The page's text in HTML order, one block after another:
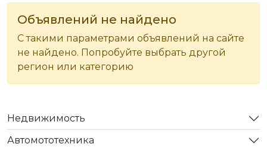
Объявлений не найдено
С такими параметрами объявлений на сайте
не найдено. Попробуйте выбрать другой
регион или категорию
Недвижимость
Автомототехника